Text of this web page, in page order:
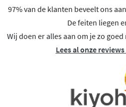
97% van de klanten beveelt ons
De feiten liegen
Wij doen er alles aan om je zo
Lees al onze